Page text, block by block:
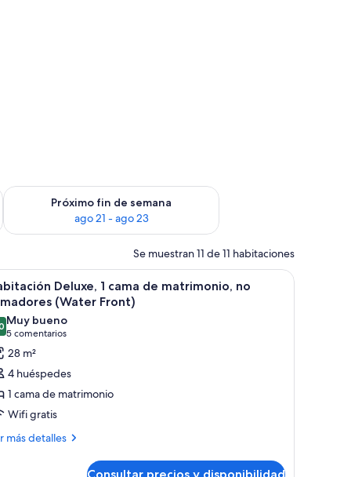
semana, ago 14 - ago 16
Próximo fin de semana
ago 21 - ago 23
Consulta la disponibilidad para el próximo fin de semana,
Se muestran 11 de 11 habitaciones
un escritorio, una silla y un sofá.Habitación de hotel con una cama grande,
9
Deluxe, 1 cama de matrimonio, no
(Water Front)
de 10
Muy bueno
5 comentarios
(5 comentarios)
28 m²
4 huéspedes
1 cama de matrimonio
Wifi gratis
más detalles